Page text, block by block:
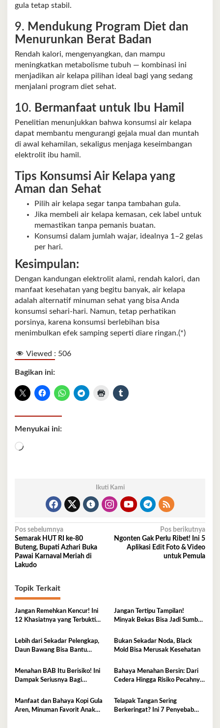
gula tetap stabil.
9. Mendukung Program Diet dan
Menurunkan Berat Badan
Rendah kalori, mengenyangkan, dan mampu
meningkatkan metabolisme tubuh — kombinasi ini
menjadikan air kelapa pilihan ideal bagi yang sedang
menjalani program diet sehat.
10. Bermanfaat untuk Ibu Hamil
Penelitian menunjukkan bahwa konsumsi air kelapa
dapat membantu mengurangi gejala mual dan muntah
di awal kehamilan, sekaligus menjaga keseimbangan
elektrolit ibu hamil.
Tips Konsumsi Air Kelapa yang
Aman dan Sehat
Pilih air kelapa segar tanpa tambahan gula.
Jika membeli air kelapa kemasan, cek label untuk
memastikan tanpa pemanis buatan.
Konsumsi dalam jumlah wajar, idealnya 1–2 gelas
per hari.
Kesimpulan:
Dengan kandungan elektrolit alami, rendah kalori, dan
manfaat kesehatan yang begitu banyak, air kelapa
adalah alternatif minuman sehat yang bisa Anda
konsumsi sehari-hari. Namun, tetap perhatikan
porsinya, karena konsumsi berlebihan bisa
menimbulkan efek samping seperti diare ringan.(*)
Viewed : 506
Bagikan ini:
Menyukai ini:
Memuat...
Ikuti Kami
Navigasi
pos
Pos sebelumnya
Semarak HUT RI ke-80
Buteng, Bupati Azhari Buka
Pawai Karnaval Meriah di
Lakudo
Pos berikutnya
Ngonten Gak Perlu Ribet! Ini 5
Aplikasi Edit Foto & Video
untuk Pemula
Topik Terkait
Jangan Remehkan Kencur! Ini
12 Khasiatnya yang Terbukti
Jangan Tertipu Tampilan!
Minyak Bekas Bisa Jadi Sumber
Lebih dari Sekadar Pelengkap,
Daun Bawang Bisa Bantu
Kolesterol
Bukan Sekadar Noda, Black
Mold Bisa Merusak Kesehatan
Menahan BAB Itu Berisiko! Ini
Dampak Seriusnya Bagi
Bahaya Menahan Bersin: Dari
Cedera Hingga Risiko Pecahnya
Manfaat dan Bahaya Kopi Gula
Aren, Minuman Favorit Anak
Telapak Tangan Sering
Berkeringat? Ini 7 Penyebab